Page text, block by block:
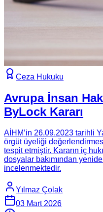
Ceza Hukuku
Avrupa İnsan
ByLock Kararı
AİHM’in 26.09.2023 tarihli
örgüt üyeliği
tespit etmiştir. Kararın iç
dosyalar bakımından
incelenmektedir.
Yılmaz Çolak
03 Mart 2026